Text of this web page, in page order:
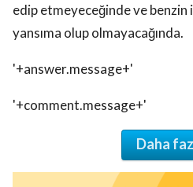
edip etmeyeceğinde ve benzin
yansıma olup olmayacağında.
'+answer.message+'
'+comment.message+'
Daha